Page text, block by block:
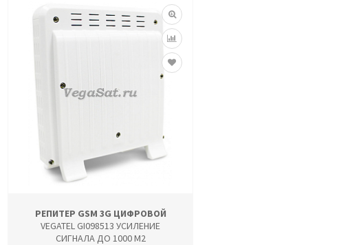
РЕПИТЕР GSM 3G ЦИФРОВОЙ
VEGATEL GI098513 УСИЛЕНИЕ
СИГНАЛА ДО 1000 М2